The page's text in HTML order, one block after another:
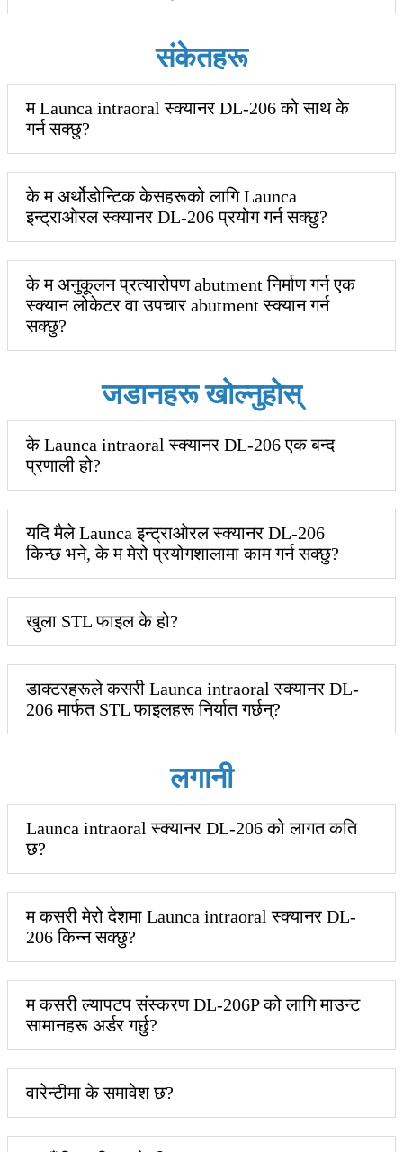
संकेतहरू
म Launca intraoral स्क्यानर DL-206 को साथ के
गर्न सक्छु?
के म अर्थोडोन्टिक केसहरूको लागि Launca
इन्ट्राओरल स्क्यानर DL-206 प्रयोग गर्न सक्छु?
के म अनुकूलन प्रत्यारोपण abutment निर्माण गर्न एक
स्क्यान लोकेटर वा उपचार abutment स्क्यान गर्न
सक्छु?
जडानहरू खोल्नुहोस्
के Launca intraoral स्क्यानर DL-206 एक बन्द
प्रणाली हो?
यदि मैले Launca इन्ट्राओरल स्क्यानर DL-206
किन्छ भने, के म मेरो प्रयोगशालामा काम गर्न सक्छु?
खुला STL फाइल के हो?
डाक्टरहरूले कसरी Launca intraoral स्क्यानर DL-
206 मार्फत STL फाइलहरू निर्यात गर्छन्?
लगानी
Launca intraoral स्क्यानर DL-206 को लागत कति
छ?
म कसरी मेरो देशमा Launca intraoral स्क्यानर DL-
206 किन्न सक्छु?
म कसरी ल्यापटप संस्करण DL-206P को लागि माउन्ट
सामानहरू अर्डर गर्छु?
वारेन्टीमा के समावेश छ?